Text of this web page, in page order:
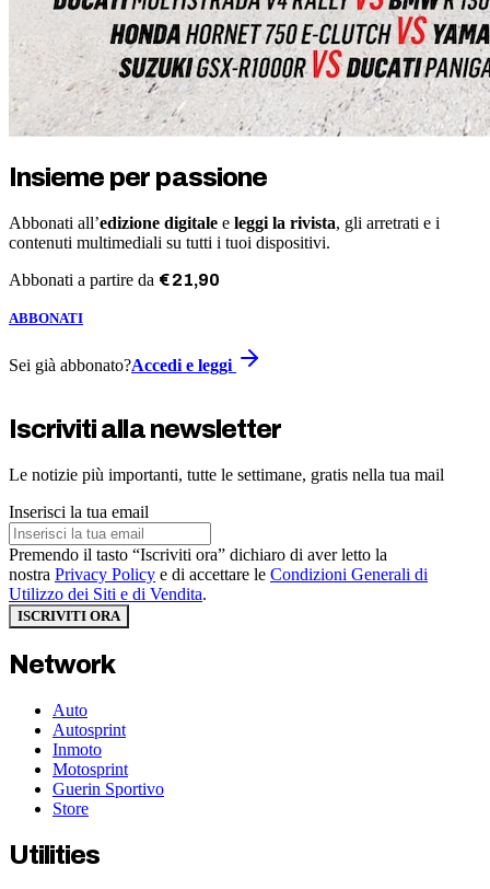
Insieme per passione
Abbonati all’edizione digitale e leggi la rivista, gli arretrati e i
contenuti multimediali su tutti i tuoi dispositivi.
Abbonati a partire da €21,90
ABBONATI
Sei già abbonato?Accedi e leggi
Iscriviti alla newsletter
Le notizie più importanti, tutte le settimane, gratis nella tua mail
Inserisci la tua email
Premendo il tasto “Iscriviti ora” dichiaro di aver letto la
nostra Privacy Policy e di accettare le Condizioni Generali di
Utilizzo dei Siti e di Vendita.
ISCRIVITI ORA
Network
Auto
Autosprint
Inmoto
Motosprint
Guerin Sportivo
Store
Utilities